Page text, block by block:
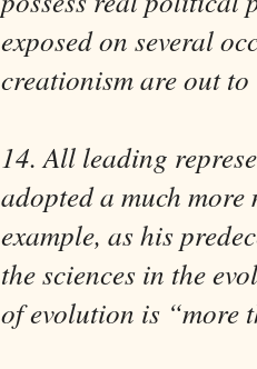
exposed on several
creationism are out
14. All leading
adopted a much
example, as his
the sciences in the
of evolution is “more